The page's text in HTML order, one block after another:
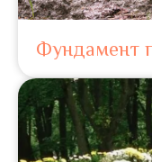
Фундамент